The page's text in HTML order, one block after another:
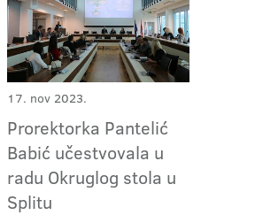
17. nov 2023.
Prorektorka Pantelić
Babić učestvovala u
radu Okruglog stola u
Splitu